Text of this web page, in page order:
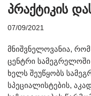
პრაქტიკის
07/09/2021
მნიშვნელოვანია,
ცენტრი
ხელს შეუწყობს
სპეციალისტების,